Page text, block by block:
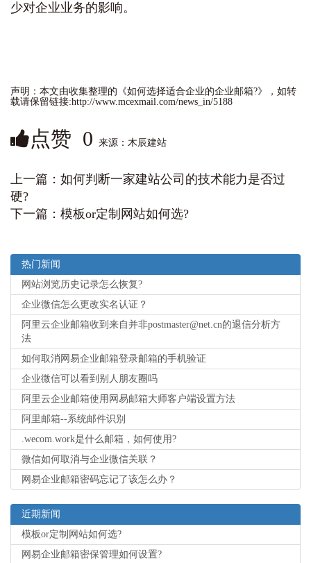
少对企业业务的影响。
声明：本文由收集整理的《如何选择适合企业的企业邮箱?》，如转
载请保留链接:http://www.mcexmail.com/news_in/5188
点赞 0 来源：木辰建站
上一篇： 如何判断一家建站公司的技术能力是否过
硬?
下一篇： 模板or定制网站如何选?
热门新闻
网站浏览历史记录怎么恢复?
企业微信怎么更改实名认证？
阿里云企业邮箱收到来自并非postmaster@net.cn的退信分析方
法
如何取消网易企业邮箱登录邮箱的手机验证
企业微信可以看到别人朋友圈吗
阿里云企业邮箱使用网易邮箱大师客户端设置方法
阿里邮箱--系统邮件识别
.wecom.work是什么邮箱，如何使用?
微信如何取消与企业微信关联？
网易企业邮箱密码忘记了该怎么办？
近期新闻
模板or定制网站如何选?
网易企业邮箱密保管理如何设置?